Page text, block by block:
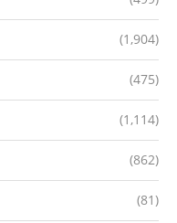
(1,904)
(475)
(1,114)
(862)
(81)